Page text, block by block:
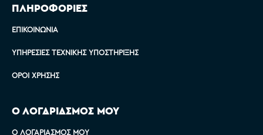
ΠΛΗΡΟΦΟΡΙΕΣ
ΕΠΙΚΟΙΝΩΝΊΑ
ΥΠΗΡΕΣΊΕΣ ΤΕΧΝΙΚΉΣ ΥΠΟΣΤΉΡΙΞΗΣ
ΌΡΟΙ ΧΡΉΣΗΣ
Ο ΛΟΓΑΡΙΑΣΜΟΣ ΜΟΥ
Ο ΛΟΓΑΡΙΑΣΜΌΣ ΜΟΥ